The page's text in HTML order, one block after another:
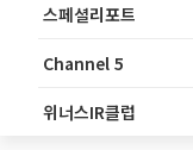
스페셜리포트
Channel 5
위너스IR클럽